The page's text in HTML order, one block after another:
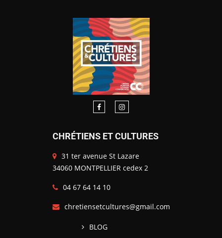
CHRÉTIENS ET CULTURES
31 ter avenue St Lazare
34060 MONTPELLIER cedex 2
04 67 64 14 10
chretiensetcultures@gmail.com
BLOG